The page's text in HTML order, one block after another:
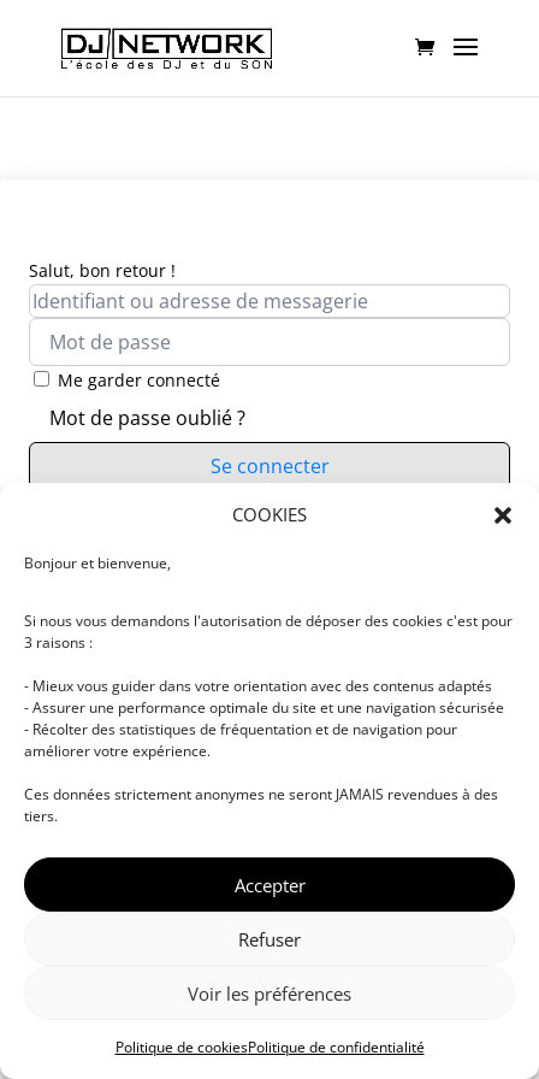
COOKIES
Bonjour et bienvenue,
Si nous vous demandons l'autorisation de déposer des cookies c'est pour
3 raisons :
- Mieux vous guider dans votre orientation avec des contenus adaptés
- Assurer une performance optimale du site et une navigation sécurisée
- Récolter des statistiques de fréquentation et de navigation pour
améliorer votre expérience.
Ces données strictement anonymes ne seront JAMAIS revendues à des
tiers.
Accepter
Refuser
Voir les préférences
Politique de cookiesPolitique de confidentialité
Salut, bon retour !
Me garder connecté
Mot de passe oublié ?
Se connecter
Vous n’avez pas de compte ?
musicale • Certifications professionnelles • Paris •